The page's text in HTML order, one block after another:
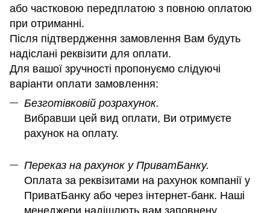
або частковою передплатою з повною оплатою
при отриманні.
Після підтвердження замовлення Вам будуть
надіслані реквізити для оплати.
Для вашої зручності пропонуємо слідуючі
варіанти оплати замовлення:
Безготівковій розрахунок.
Вибравши цей вид оплати, Ви отримуєте
рахунок на оплату.
Переказ на рахунок у ПриватБанку.
Оплата за реквізитами на рахунок компанії у
ПриватБанку або через інтернет-банк. Наші
менеджери надішлють вам заповнену